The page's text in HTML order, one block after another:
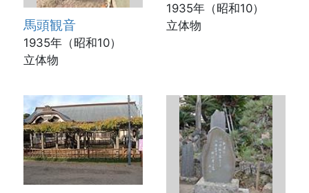
馬頭観音
1935年（昭和10）
立体物
1935年（昭和10）
立体物